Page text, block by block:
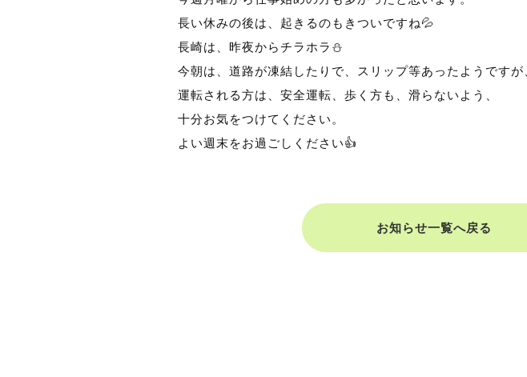
長い休みの後は、起きるのもきついですね💦
長崎は、昨夜からチラホラ⛄
今朝は、道路が凍結したりで、スリップ等あったようですが
運転される方は、安全運転、歩く方も、滑らないよう、
十分お気をつけてください。
よい週末をお過ごしください👍
お知らせ一覧へ戻る